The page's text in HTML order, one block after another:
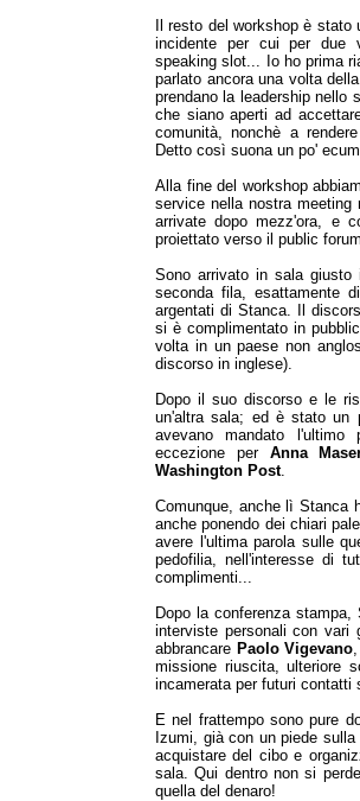
Il resto del workshop è
incidente per cui per due
speaking slot... Io ho prima
parlato ancora una volta
prendano la leadership nello
che siano aperti ad
comunità, nonchè a
Detto così suona un po'
Alla fine del workshop
service nella nostra
arrivate dopo mezz'ora, e
proiettato verso il public
Sono arrivato in sala
seconda fila, esattamente
argentati di Stanca. Il
si è complimentato in
volta in un paese non
discorso in inglese).
Dopo il suo discorso e le
un'altra sala; ed è stato un
avevano mandato l'ultimo
eccezione per Anna
Washington Post.
Comunque, anche lì Stanca
anche ponendo dei chiari
avere l'ultima parola sulle
pedofilia, nell'interesse di
complimenti...
Dopo la conferenza
interviste personali con vari
abbrancare Paolo Vigevano
missione riuscita, ulteriore
incamerata per futuri contatti
E nel frattempo sono pure
Izumi, già con un piede
acquistare del cibo e
sala. Qui dentro non si
quella del denaro!